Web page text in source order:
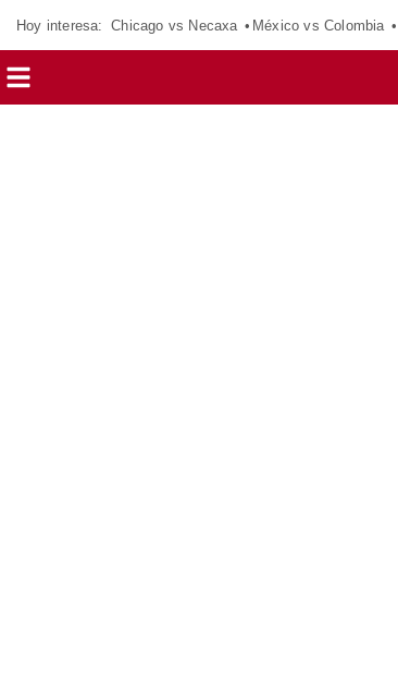
Hoy interesa: Chicago vs Necaxa México vs Colombia